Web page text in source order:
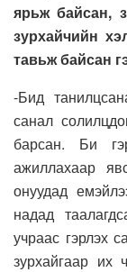
ярьж байсан,
зурхайчийн
тавьж байсан
-Бид
санал
барсан. Би
ажиллахаар
онуудад
надад
учраас гэрлэх
зурхайгаар их